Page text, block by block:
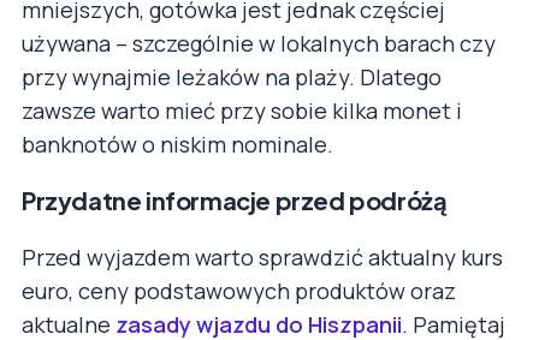
mniejszych, gotówka jest jednak częściej
używana – szczególnie w lokalnych barach czy
przy wynajmie leżaków na plaży. Dlatego
zawsze warto mieć przy sobie kilka monet i
banknotów o niskim nominale.
Przydatne informacje przed podróżą
Przed wyjazdem warto sprawdzić aktualny kurs
euro, ceny podstawowych produktów oraz
aktualne zasady wjazdu do Hiszpanii. Pamiętaj